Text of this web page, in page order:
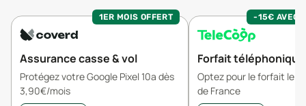
1ER MOIS OFFERT
Assurance casse & vol
Protégez votre Google Pixel 10a dès
3,90€/mois
-15€ AVEC
Forfait téléphonique
Optez pour le forfait le
de France